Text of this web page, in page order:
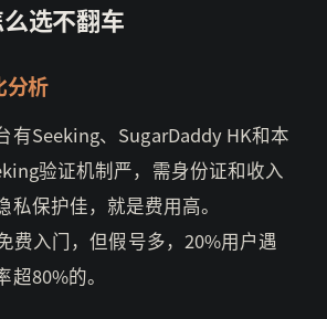
选不翻车
分析
有Seeking、SugarDaddy HK和本
验证机制严，需身份证和收入
保护佳，就是费用高。
费入门，但假号多，20%用户遇
80%的。